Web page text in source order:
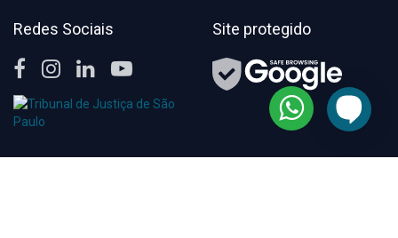
Redes Sociais Site protegido